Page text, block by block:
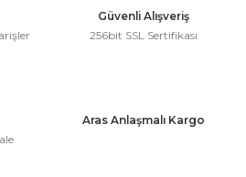
teşekkür ederiz.
daha pahalı.
Güvenli Alışveriş
256bit SSL Sertifikası
Aras Anlaşmalı Kargo